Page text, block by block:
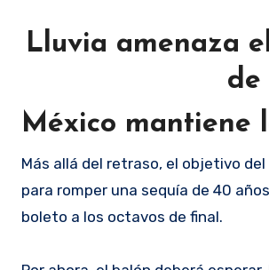
Lluvia amenaza
de
México mantiene
Más allá del retraso, el objetivo
para romper una sequía de 40
boleto a los octavos de final.